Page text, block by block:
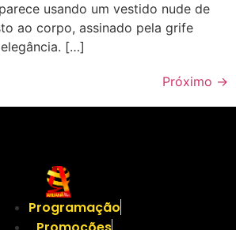
usando um vestido nude de
ao corpo, assinado pela grife
[…]
Próximo →
Programação